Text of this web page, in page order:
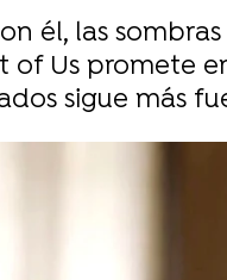
él, las
of Us promete
sigue más
le une a la serie